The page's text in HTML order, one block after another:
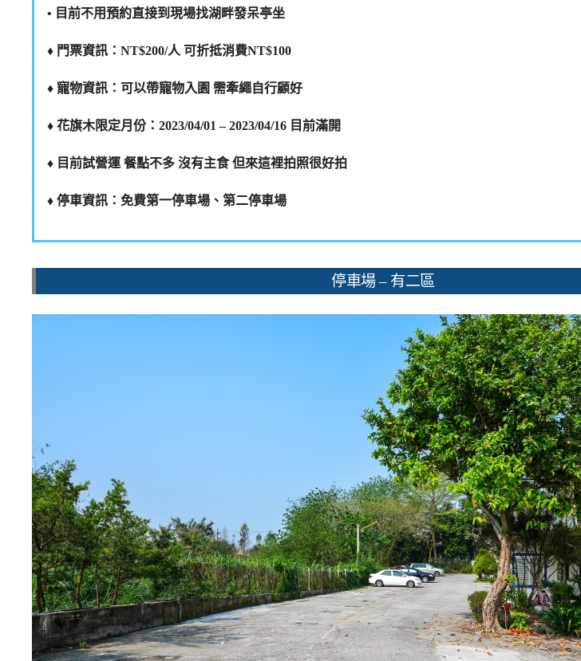
• 目前不用預約直接到現場找湖畔發呆亭坐
♦️ 門票資訊：NT$200/人 可折抵消費NT$100
♦️ 寵物資訊：可以帶寵物入園 需牽繩自行顧好
♦️ 花旗木限定月份：2023/04/01 – 2023/04/16 目前滿開
♦️ 目前試營運 餐點不多 沒有主食 但來這裡拍照很好拍
♦️ ️停車資訊：免費第一停車場、第二停車場
停車場 – 有二區